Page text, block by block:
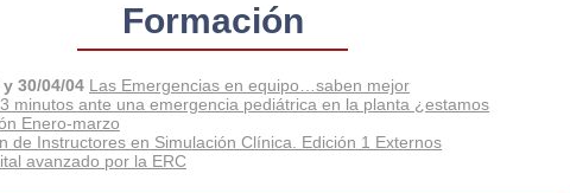
Formación
30/04/04 Las Emergencias en equipo…saben mejor
minutos ante una emergencia pediátrica en la planta ¿estamos
Enero-marzo
de Instructores en Simulación Clínica. Edición 1 Externos
avanzado por la ERC